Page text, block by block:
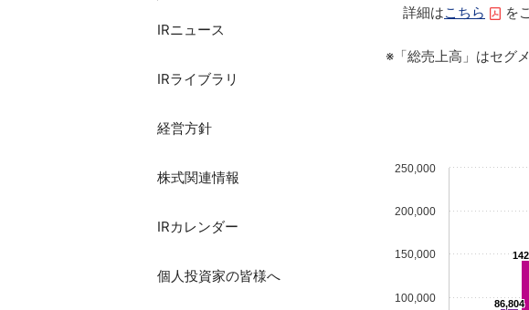
IRニュース
IRライブラリ
経営方針
株式関連情報
IRカレンダー
個人投資家の皆様へ
詳細はこちら を
※「総売上高」はセグ
86,804
100,000
150,000
200,000
250,000